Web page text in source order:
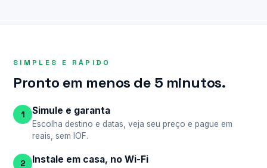
SIMPLES E RÁPIDO
Pronto em menos de 5 minutos.
1 Simule e garanta
Escolha destino e datas, veja seu preço e pague em
reais, sem IOF.
2 Instale em casa, no Wi-Fi